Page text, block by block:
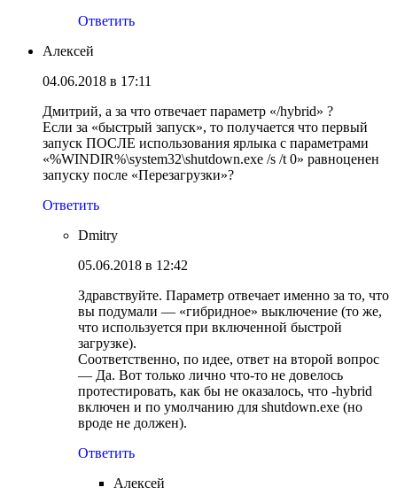
Ответить
Алексей
04.06.2018 в 17:11
Дмитрий, а за что отвечает параметр «/hybrid» ?
Если за «быстрый запуск», то получается что первый
запуск ПОСЛЕ использования ярлыка с параметрами
«%WINDIR%\system32\shutdown.exe /s /t 0» равноценен
запуску после «Перезагрузки»?
Ответить
Dmitry
05.06.2018 в 12:42
Здравствуйте. Параметр отвечает именно за то, что
вы подумали — «гибридное» выключение (то же,
что используется при включенной быстрой
загрузке).
Соответственно, по идее, ответ на второй вопрос
— Да. Вот только лично что-то не довелось
протестировать, как бы не оказалось, что -hybrid
включен и по умолчанию для shutdown.exe (но
вроде не должен).
Ответить
Алексей